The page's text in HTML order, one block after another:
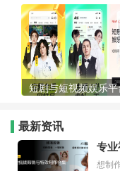
短剧与短视频娱乐平
最新资讯
专业